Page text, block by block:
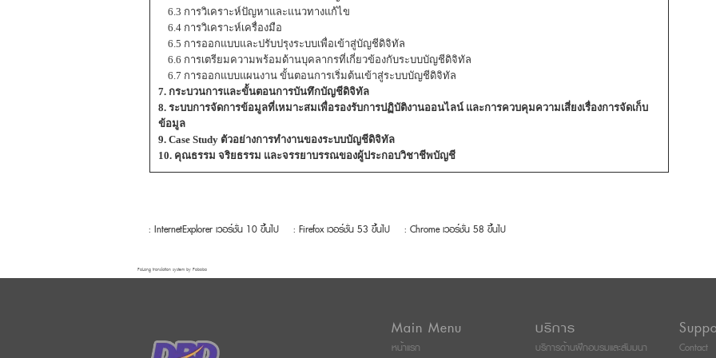
6.3 การวิเคราะห์ปัญหาและแนวทางแก้ไข
6.4 การวิเคราะห์เครื่องมือ
6.5 การออกแบบและปรับปรุงระบบเพื่อเข้าสู่บัญชีดิจิทัล
6.6 การเตรียมความพร้อมด้านบุคลากรที่เกี่ยวข้องกับระบบบัญชีดิจิทัล
6.7 การออกแบบแผนงาน ขั้นตอนการเริ่มต้นเข้าสู่ระบบบัญชีดิจิทัล
7. กระบวนการและขั้นตอนการบันทึกบัญชีดิจิทัล
8. ระบบการจัดการข้อมูลที่เหมาะสมเพื่อรองรับการปฏิบัติงานออนไลน์ และการควบคุมความเสี่ยงเรื่องการจัดเก็บ
ข้อมูล
9. Case Study ตัวอย่างการทํางานของระบบบัญชีดิจิทัล
10. คุณธรรม จริยธรรม และจรรยาบรรณของผู้ประกอบวิชาชีพบัญชี
: InternetExplorer เวอร์ชั่น 10 ขึ้นไป : Firefox เวอร์ชั่น 53 ขึ้นไป : Chrome เวอร์ชั่น 58 ขึ้นไป
FaLang translation system by Faboba
Main Menu
หน้าแรก
บริการ
บริการด้านฝึกอบรมและสัมมนา Contact